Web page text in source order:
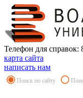
Телефон для
карта сайта
написать нам
Поиск по сайту